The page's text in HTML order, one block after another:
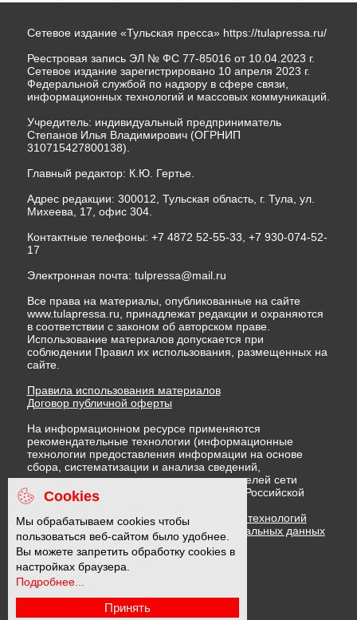
Сетевое издание «Тульская пресса» https://tulapressa.ru/
Реестровая запись ЭЛ № ФС 77-85016 от 10.04.2023 г.
Сетевое издание зарегистрировано 10 апреля 2023 г.
Федеральной службой по надзору в сфере связи,
информационных технологий и массовых коммуникаций.
Учредитель: индивидуальный предприниматель
Степанов Илья Владимирович (ОГРНИП
310715427800138).
Главный редактор: К.Ю. Гертье.
Адрес редакции: 300012, Тульская область, г. Тула, ул.
Михеева, 17, офис 304.
Контактные телефоны: +7 4872 52-55-33, +7 930-074-52-
17
Электронная почта: tulpressa@mail.ru
Все права на материалы, опубликованные на сайте
www.tulapressa.ru, принадлежат редакции и охраняются
в соответствии с законом об авторском праве.
Использование материалов допускается при
соблюдении Правил их использования, размещенных на
сайте.
Правила использования материалов
Договор публичной оферты
На информационном ресурсе применяются
рекомендательные технологии (информационные
технологии предоставления информации на основе
сбора, систематизации и анализа сведений,
относящихся к предпочтениям пользователей сети
"Интернет", находящихся на территории Российской
Федерации)
Правила применения рекомендательных технологий
Политика в отношении обработки персональных данных
Политика обработки файлов cookie
16 +
Cookies
Мы обрабатываем cookies чтобы
пользоваться веб-сайтом было удобнее.
Вы можете запретить обработку cookies в
настройках браузера.
Подробнее...
Принять